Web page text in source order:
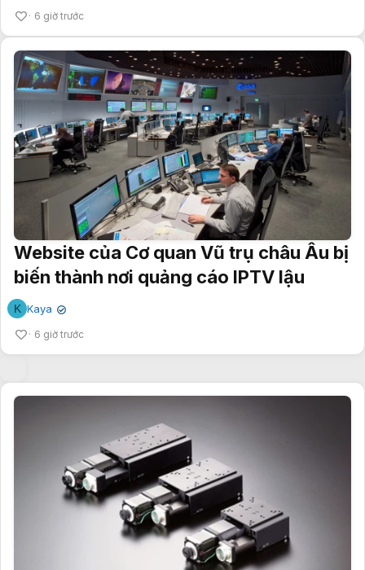
6 giờ trước
Website của Cơ quan Vũ trụ châu Âu bị
biến thành nơi quảng cáo IPTV lậu
K Kaya ✔
6 giờ trước